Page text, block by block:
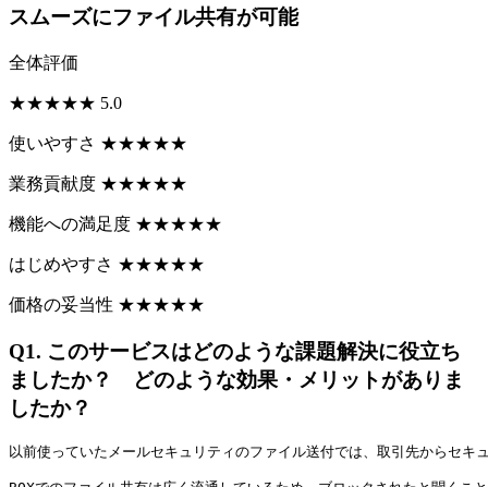
スムーズにファイル共有が可能
全体評価
★★★★★ 5.0
使いやすさ ★★★★★
業務貢献度 ★★★★★
機能への満足度 ★★★★★
はじめやすさ ★★★★★
価格の妥当性 ★★★★★
Q1. このサービスはどのような課題解決に役立ち
ましたか？ どのような効果・メリットがありま
したか？
以前使っていたメールセキュリティのファイル送付では、取引先からセ